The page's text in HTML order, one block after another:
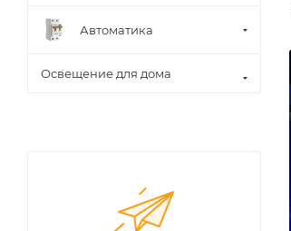
Автоматика
Освещение для дома